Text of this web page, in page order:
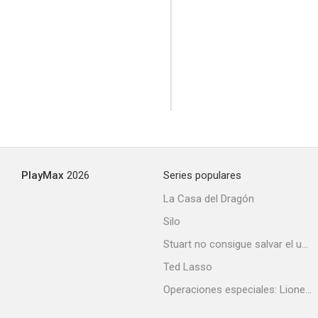
PlayMax 2026
Series populares
La Casa del Dragón
Silo
Stuart no consigue salvar el universo
Ted Lasso
Operaciones especiales: Lioness